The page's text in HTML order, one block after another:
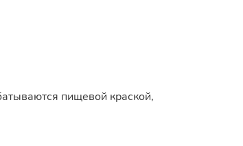
пищевой краской,